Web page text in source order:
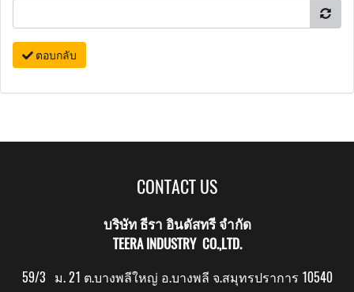
ตอบกลับ
CONTACT US
บริษัท ธีรา อินดัสทรี จำกัด
TEERA INDUSTRY CO.,LTD.
59/3 ม. 21 ต.บางพลีใหญ่ อ.บางพลี จ.สมุทรปราการ 10540